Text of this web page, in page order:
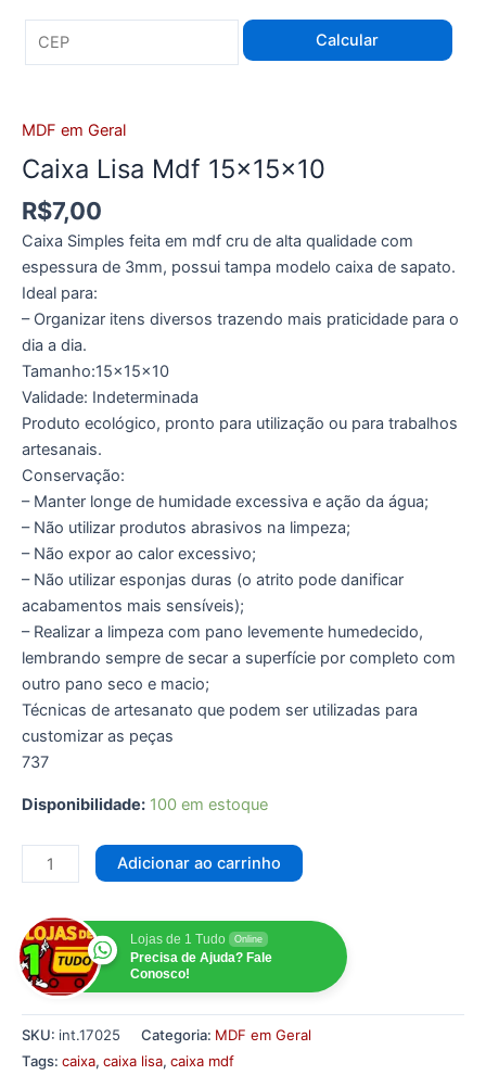
Calcular
MDF em Geral
Caixa Lisa Mdf 15x15x10
R$7,00
Caixa Simples feita em mdf cru de alta qualidade com
espessura de 3mm, possui tampa modelo caixa de sapato.
Ideal para:
– Organizar itens diversos trazendo mais praticidade para o
dia a dia.
Tamanho:15x15x10
Validade: Indeterminada
Produto ecológico, pronto para utilização ou para trabalhos
artesanais.
Conservação:
– Manter longe de humidade excessiva e ação da água;
– Não utilizar produtos abrasivos na limpeza;
– Não expor ao calor excessivo;
– Não utilizar esponjas duras (o atrito pode danificar
acabamentos mais sensíveis);
– Realizar a limpeza com pano levemente humedecido,
lembrando sempre de secar a superfície por completo com
outro pano seco e macio;
Técnicas de artesanato que podem ser utilizadas para
customizar as peças
737
Disponibilidade: 100 em estoque
Adicionar ao carrinho
Lojas de 1 Tudo Online
Precisa de Ajuda? Fale
Conosco!
SKU: int.17025 Categoria: MDF em Geral
Tags: caixa, caixa lisa, caixa mdf